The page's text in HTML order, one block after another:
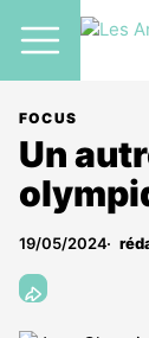
FOCUS
Un
19/05/2024